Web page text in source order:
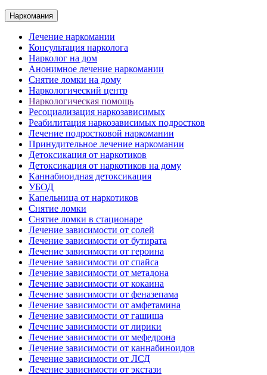
Наркомания
Лечение наркомании
Консультация нарколога
Нарколог на дом
Анонимное лечение наркомании
Снятие ломки на дому
Наркологический центр
Наркологическая помощь
Ресоциализация наркозависимых
Реабилитация наркозависимых подростков
Лечение подростковой наркомании
Принудительное лечение наркомании
Детоксикация от наркотиков
Детоксикация от наркотиков на дому
Каннабиоидная детоксикация
УБОД
Капельница от наркотиков
Снятие ломки
Снятие ломки в стационаре
Лечение зависимости от солей
Лечение зависимости от бутирата
Лечение зависимости от героина
Лечение зависимости от спайса
Лечение зависимости от метадона
Лечение зависимости от кокаина
Лечение зависимости от феназепама
Лечение зависимости от амфетамина
Лечение зависимости от гашиша
Лечение зависимости от лирики
Лечение зависимости от мефедрона
Лечение зависимости от каннабиноидов
Лечение зависимости от ЛСД
Лечение зависимости от экстази